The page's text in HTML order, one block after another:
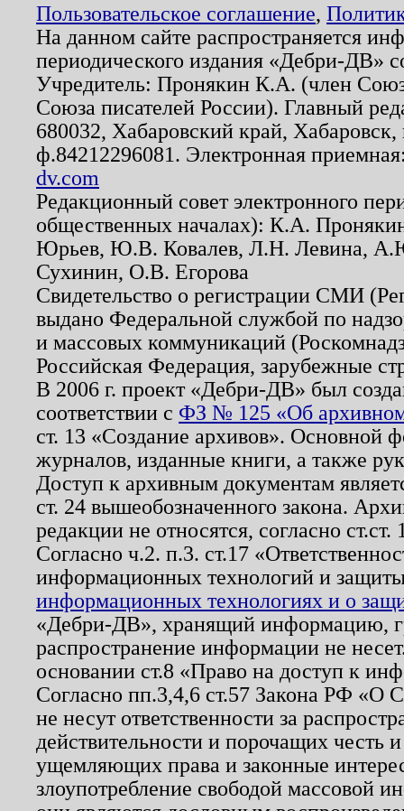
Пользовательское соглашение,
На данном сайте распространяется
периодического издания «Дебри-ДВ»
Учредитель: Пронякин К.А. (член
Союза писателей России). Главный
680032, Хабаровский край,
ф.84212296081. Электронная
dv.com
Редакционный совет электронного
общественных началах): К.А.
Юрьев, Ю.В. Ковалев, Л.Н. Левина,
Сухинин, О.В. Егорова
Свидетельство о регистрации СМИ
выдано Федеральной службой по
и массовых коммуникаций
Российская Федерация, зарубежные
В 2006 г. проект «Дебри-ДВ» был
соответствии с ФЗ № 125 «Об
ст. 13 «Создание архивов». Основной
журналов, изданные книги, а также
Доступ к архивным документам
ст. 24 вышеобозначенного закона.
редакции не относятся, согласно
Согласно ч.2. п.3. ст.17
информационных технологий и
информационных технологиях и о
«Дебри-ДВ», хранящий информацию,
распространение информации не
основании ст.8 «Право на доступ к
Согласно пп.3,4,6 ст.57 Закона РФ «О
не несут ответственности за
действительности и порочащих честь
ущемляющих права и законные
злоупотребление свободой массовой